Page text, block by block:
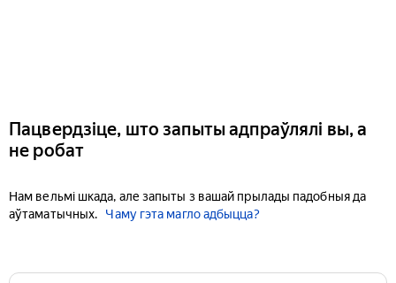
Пацвердзіце, што запыты адпраўлялі вы, а
не робат
Нам вельмі шкада, але запыты з вашай прылады падобныя да
аўтаматычных.
Чаму гэта магло адбыцца?